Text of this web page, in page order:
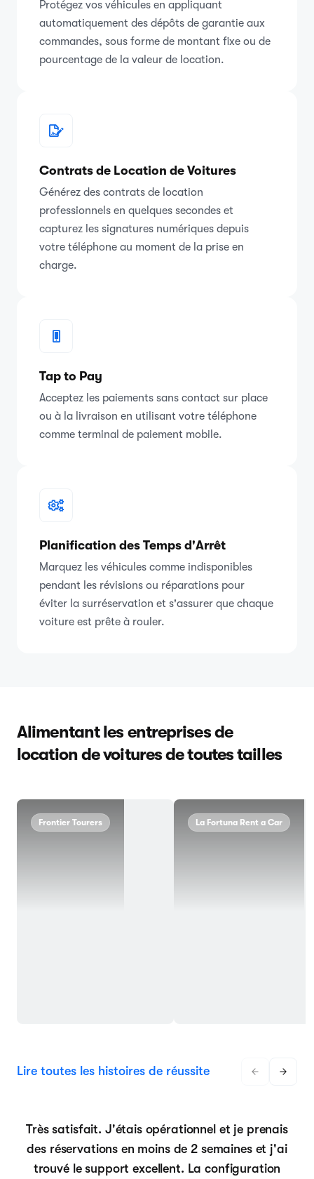
Protégez vos véhicules en appliquant
automatiquement des dépôts de garantie aux
commandes, sous forme de montant fixe ou de
pourcentage de la valeur de location.
Contrats de Location de Voitures
Générez des contrats de location
professionnels en quelques secondes et
capturez les signatures numériques depuis
votre téléphone au moment de la prise en
charge.
Tap to Pay
Acceptez les paiements sans contact sur place
ou à la livraison en utilisant votre téléphone
comme terminal de paiement mobile.
Planification des Temps d'Arrêt
Marquez les véhicules comme indisponibles
pendant les révisions ou réparations pour
éviter la surréservation et s'assurer que chaque
voiture est prête à rouler.
Alimentant les entreprises de
location de voitures de toutes tailles
Frontier Tourers La Fortuna Rent a Car
Lire toutes les histoires de réussite
Très satisfait. J'étais opérationnel et je prenais
des réservations en moins de 2 semaines et j'ai
trouvé le support excellent. La configuration